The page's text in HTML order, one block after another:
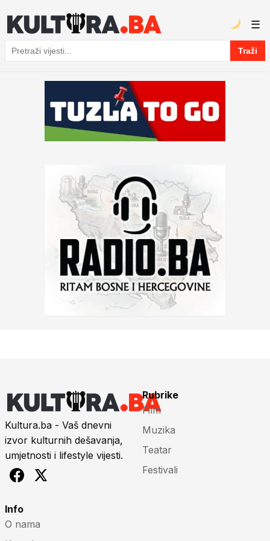
Pretraga
Traži
☰
Kultura.ba - Vaš dnevni
izvor kulturnih dešavanja,
umjetnosti i lifestyle vijesti.
Rubrike
Film
Muzika
Teatar
Festivali
Info
O nama